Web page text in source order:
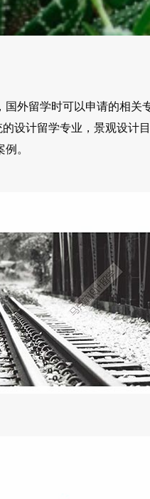
外留学时可以申请的相关专
的设计留学专业，景观设
。